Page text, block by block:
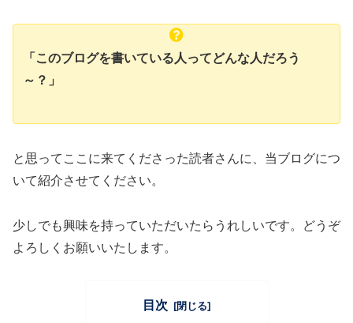
「このブログを書いている人ってどんな人だろう
～？」
と思ってここに来てくださった読者さんに、当ブログにつ
いて紹介させてください。
少しでも興味を持っていただいたらうれしいです。どうぞ
よろしくお願いいたします。
目次